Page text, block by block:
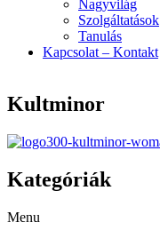
Nagyvilág
Szolgáltatások
Tanulás
Kapcsolat – Kontakt
Kultminor
Kategóriák
Menu